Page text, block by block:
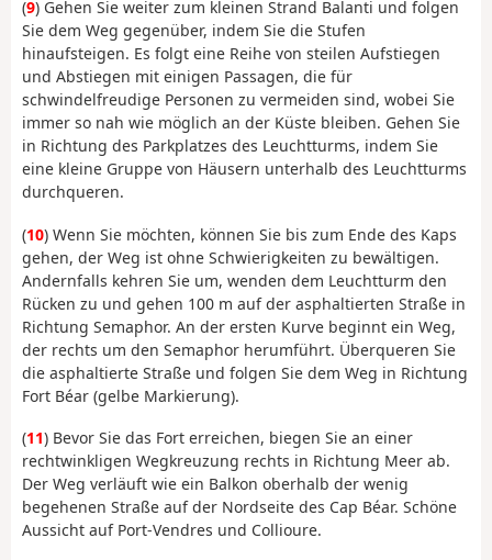
(9) Gehen Sie weiter zum kleinen Strand Balanti und folgen
Sie dem Weg gegenüber, indem Sie die Stufen
hinaufsteigen. Es folgt eine Reihe von steilen Aufstiegen
und Abstiegen mit einigen Passagen, die für
schwindelfreudige Personen zu vermeiden sind, wobei Sie
immer so nah wie möglich an der Küste bleiben. Gehen Sie
in Richtung des Parkplatzes des Leuchtturms, indem Sie
eine kleine Gruppe von Häusern unterhalb des Leuchtturms
durchqueren.
(10) Wenn Sie möchten, können Sie bis zum Ende des Kaps
gehen, der Weg ist ohne Schwierigkeiten zu bewältigen.
Andernfalls kehren Sie um, wenden dem Leuchtturm den
Rücken zu und gehen 100 m auf der asphaltierten Straße in
Richtung Semaphor. An der ersten Kurve beginnt ein Weg,
der rechts um den Semaphor herumführt. Überqueren Sie
die asphaltierte Straße und folgen Sie dem Weg in Richtung
Fort Béar (gelbe Markierung).
(11) Bevor Sie das Fort erreichen, biegen Sie an einer
rechtwinkligen Wegkreuzung rechts in Richtung Meer ab.
Der Weg verläuft wie ein Balkon oberhalb der wenig
begehenen Straße auf der Nordseite des Cap Béar. Schöne
Aussicht auf Port-Vendres und Collioure.